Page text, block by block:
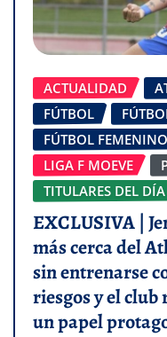
ACTUALIDAD
FÚTBOL
FÚTBOL FEMENINO
LIGA F MOEVE
TITULARES DEL DÍA
EXCLUSIVA |
más cerca del
sin entrenarse
riesgos y el
un papel